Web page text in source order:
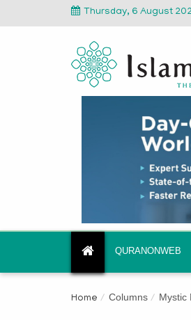
Thursday, 6 August
QURANONWEB
Home Columns Mystic